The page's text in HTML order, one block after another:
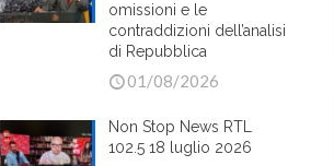
omissioni e le
contraddizioni dell’analisi
di Repubblica
01/08/2026
Non Stop News RTL
102.5 18 luglio 2026